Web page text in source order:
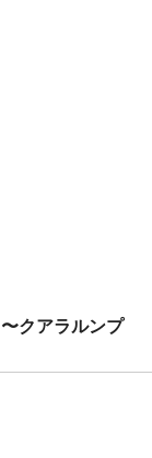
クアラルンプ